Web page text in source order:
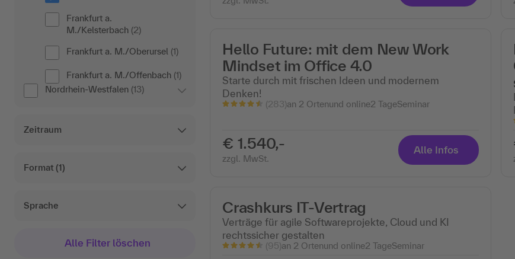
Frankfurt a.
M./Kelsterbach (2)
Frankfurt a. M./Oberursel (1)
Frankfurt a. M./Offenbach (1)
Nordrhein-Westfalen (13)
Zeitraum
Format (1)
Sprache
Alle Filter löschen
Hello Future: mit dem New Work
Mindset im Office 4.0
Starte durch mit frischen Ideen und modernem
Denken!
(283)an 2 Ortenund online2 TageSeminar
€ 1.540,-
zzgl. MwSt.
Alle Infos
Crashkurs IT-Vertrag
Verträge für agile Softwareprojekte, Cloud und KI
rechtssicher gestalten
(95)an 2 Ortenund online2 TageSeminar